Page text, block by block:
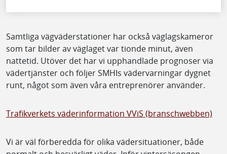
Samtliga vägväderstationer har också väglagskameror
som tar bilder av väglaget var tionde minut, även
nattetid. Utöver det har vi upphandlade prognoser via
vädertjänster och följer SMHIs vädervarningar dygnet
runt, något som även våra entreprenörer använder.
Trafikverkets väderinformation VViS (branschwebben)
Vi är väl förberedda för olika vädersituationer, både